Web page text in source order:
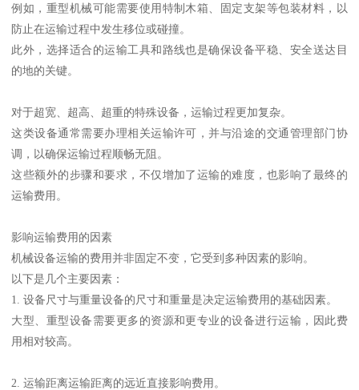
例如，重型机械可能需要使用特制木箱、固定支架等包装材料，以
防止在运输过程中发生移位或碰撞。
此外，选择适合的运输工具和路线也是确保设备平稳、安全送达目
的地的关键。
对于超宽、超高、超重的特殊设备，运输过程更加复杂。
这类设备通常需要办理相关运输许可，并与沿途的交通管理部门协
调，以确保运输过程顺畅无阻。
这些额外的步骤和要求，不仅增加了运输的难度，也影响了最终的
运输费用。
影响运输费用的因素
机械设备运输的费用并非固定不变，它受到多种因素的影响。
以下是几个主要因素：
1. 设备尺寸与重量设备的尺寸和重量是决定运输费用的基础因素。
大型、重型设备需要更多的资源和更专业的设备进行运输，因此费
用相对较高。
2. 运输距离运输距离的远近直接影响费用。